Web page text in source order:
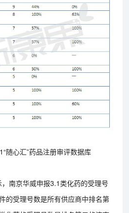
随心汇”药品注册审评数据库
南京华威申报3.1类化药的受理号
的受理号数是所有供应商中排名第